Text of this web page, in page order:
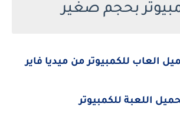
بحجم صغير
العاب للكمبيوتر من ميديا فاير
اللعبة للكمبيوتر